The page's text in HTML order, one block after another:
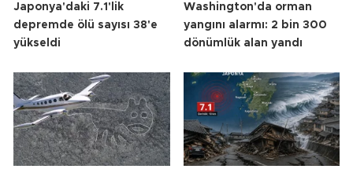
Japonya'daki 7.1'lik
depremde ölü sayısı 38'e
yükseldi
Washington'da orman
yangını alarmı: 2 bin 300
dönümlük alan yandı